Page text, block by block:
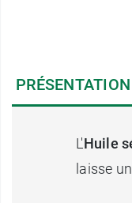
PRÉSENTATION
L'Huile
laisse